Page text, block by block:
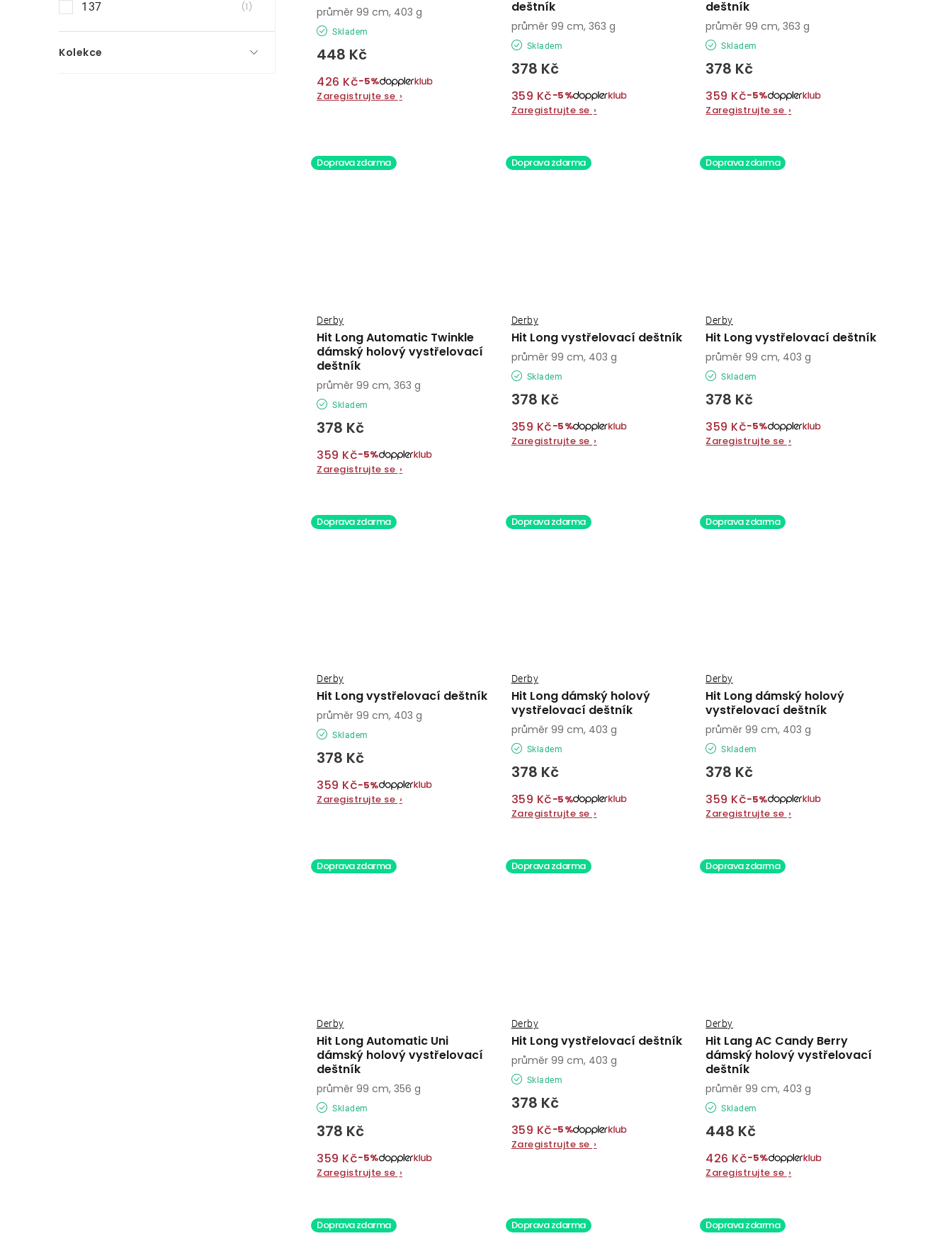
137
1
Kolekce
Skladem
448 Kč
426 Kč−5%
Zaregistrujte se ›
průměr 99 cm, 403 g
deštník
Skladem
378 Kč
359 Kč−5%
Zaregistrujte se ›
průměr 99 cm, 363 g
deštník
Skladem
378 Kč
359 Kč−5%
Zaregistrujte se ›
průměr 99 cm, 363 g
Doprava zdarma
Hit Long Automatic Twinkle
dámský holový vystřelovací
deštník
Derby
Skladem
378 Kč
359 Kč−5%
Zaregistrujte se ›
průměr 99 cm, 363 g
Doprava zdarma
Hit Long vystřelovací deštník
Derby
Skladem
378 Kč
359 Kč−5%
Zaregistrujte se ›
průměr 99 cm, 403 g
Doprava zdarma
Hit Long vystřelovací deštník
Derby
Skladem
378 Kč
359 Kč−5%
Zaregistrujte se ›
průměr 99 cm, 403 g
Doprava zdarma
Hit Long vystřelovací deštník
Derby
Skladem
378 Kč
359 Kč−5%
Zaregistrujte se ›
průměr 99 cm, 403 g
Doprava zdarma
Hit Long dámský holový
vystřelovací deštník
Derby
Skladem
378 Kč
359 Kč−5%
Zaregistrujte se ›
průměr 99 cm, 403 g
Doprava zdarma
Hit Long dámský holový
vystřelovací deštník
Derby
Skladem
378 Kč
359 Kč−5%
Zaregistrujte se ›
průměr 99 cm, 403 g
Doprava zdarma
Hit Long Automatic Uni
dámský holový vystřelovací
deštník
Derby
Skladem
378 Kč
359 Kč−5%
Zaregistrujte se ›
průměr 99 cm, 356 g
Doprava zdarma
Hit Long vystřelovací deštník
Derby
Skladem
378 Kč
359 Kč−5%
Zaregistrujte se ›
průměr 99 cm, 403 g
Doprava zdarma
Hit Lang AC Candy Berry
dámský holový vystřelovací
deštník
Derby
Skladem
448 Kč
426 Kč−5%
Zaregistrujte se ›
průměr 99 cm, 403 g
Doprava zdarma Doprava zdarma Doprava zdarma